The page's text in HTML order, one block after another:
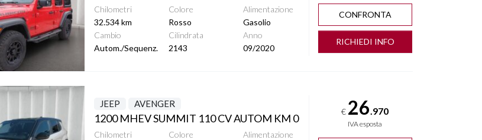
Chilometri
32.534 km
Colore
Rosso
Alimentazione
Gasolio
Cambio
Autom./Sequenz.
Cilindrata
2143
Anno
09/2020
CONFRONTA
RICHIEDI INFO
JEEP AVENGER
1200 MHEV SUMMIT 110 CV AUTOM KM 0
Chilometri
Colore
Alimentazione
€ 26 .970
IVA esposta